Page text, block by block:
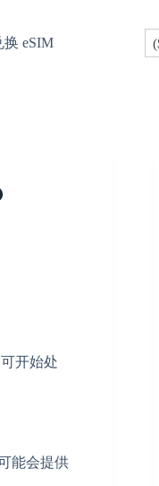
换 eSIM
开始处
能会提供